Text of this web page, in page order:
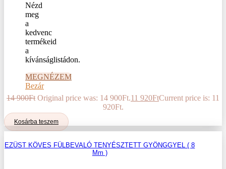
Nézd
meg
a
kedvenc
termékeid
a
kívánságlistádon.
MEGNÉZEM
Bezár
14 900Ft Original price was: 14 900Ft.11 920FtCurrent price is: 11
920Ft.
Kosárba teszem
EZÜST KÖVES FÜLBEVALÓ TENYÉSZTETT GYÖNGGYEL ( 8
Mm )